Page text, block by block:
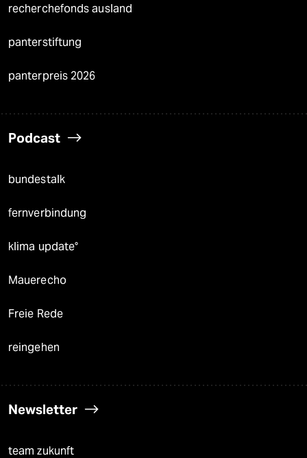
recherchefonds ausland
panterstiftung
panterpreis 2026
Podcast
bundestalk
fernverbindung
klima update°
Mauerecho
Freie Rede
reingehen
Newsletter
team zukunft